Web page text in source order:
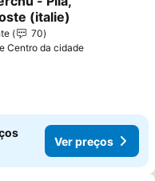
aos favoritos
(italie)
70
Centro da cidade
Ver preços